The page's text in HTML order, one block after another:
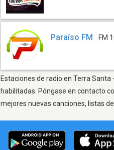
Paraíso FM FM
Estaciones de radio en Terra
habilitadas. Póngase en contacto
mejores nuevas canciones, listas